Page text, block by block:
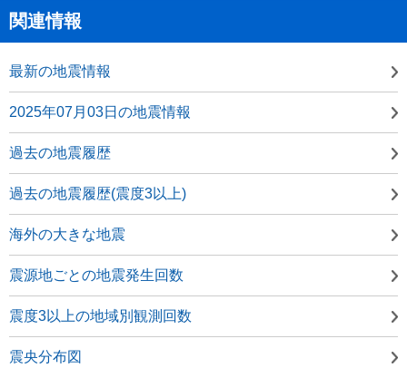
関連情報
最新の地震情報
2025年07月03日の地震情報
過去の地震履歴
過去の地震履歴(震度3以上)
海外の大きな地震
震源地ごとの地震発生回数
震度3以上の地域別観測回数
震央分布図